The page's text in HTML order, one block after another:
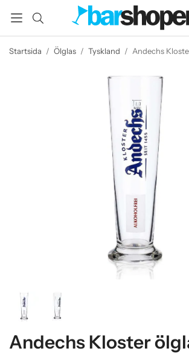
Startsida / Ölglas / Tyskland / Andechs
Andechs Kloster